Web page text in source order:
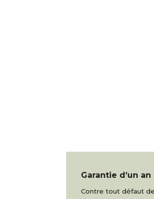
Garantie d’un an
Contre tout défaut de